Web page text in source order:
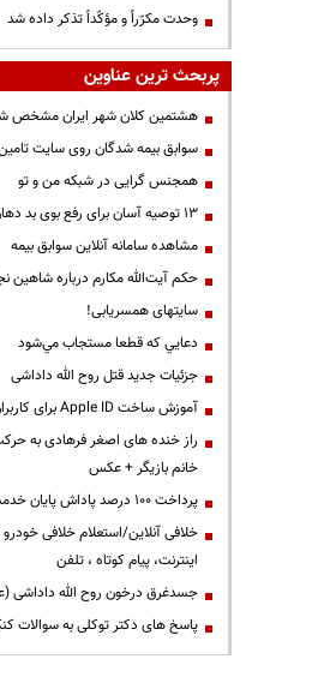
وحدت مکرّراً و مؤکّداً تذکر داده شد
پربحث ترین عناوین
هشتمین کلان شهر ایران مشخص
سوابق بیمه شدگان روی سایت
همجنس گرایی در شبکه من و تو
13 توصیه آسان برای رفع بوی بد دهان
مشاهده سامانه آنلاين سوابق بیمه
حكم آيت‌الله مكارم درباره شاهين
سایتهای همسریابی!
دعايي كه قطعا مستجاب مي‌شود
جزئیات جدید قتل روح الله داداشی
آموزش ساخت Apple ID برای کاربران ایرانی
راز خنده های اصغر فرهادی به
خانم بازیگر + عکس
پرداخت ۱۰۰ درصد پاداش پایان خدمت فرهنگیان
خلافی آنلاین/استعلام خلافی
اینترنت، پیام کوتاه ، تلفن
جسدغرق درخون روح الله
پاسخ های دکتر توکلی به سوالات